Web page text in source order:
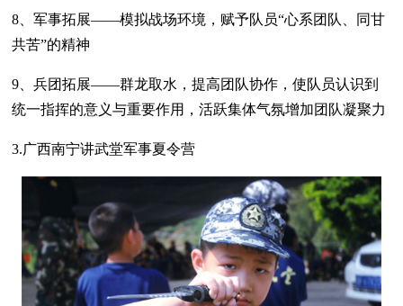
8、军事拓展——模拟战场环境，赋予队员“心系团队、同甘
共苦”的精神
9、兵团拓展——群龙取水，提高团队协作，使队员认识到
统一指挥的意义与重要作用，活跃集体气氛增加团队凝聚力
3.广西南宁讲武堂军事夏令营